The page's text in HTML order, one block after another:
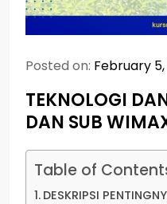
Posted on: February
TEKNOLOGI
DAN SUB
Table of
DESKRIPSI